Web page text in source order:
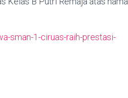
sman-1-ciruas-raih-prestasi-